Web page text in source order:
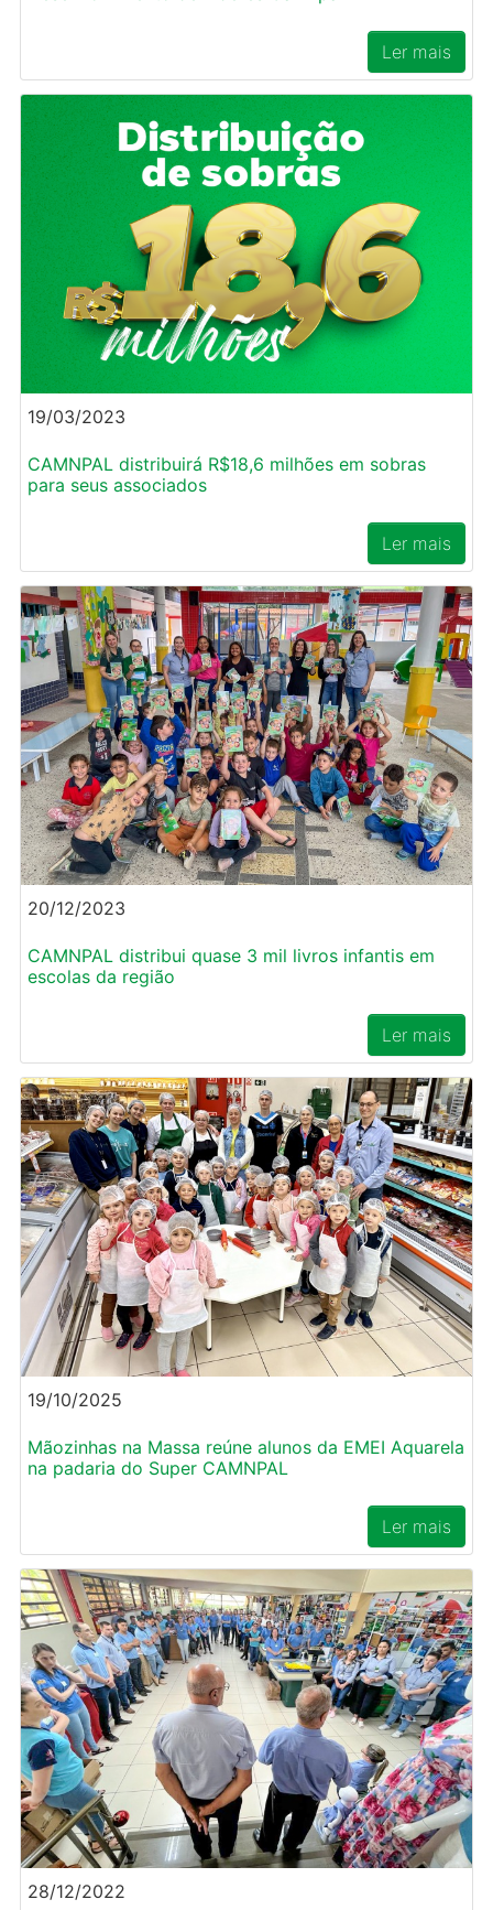
Ler mais
19/03/2023
CAMNPAL distribuirá R$18,6 milhões em sobras
para seus associados
Ler mais
20/12/2023
CAMNPAL distribui quase 3 mil livros infantis em
escolas da região
Ler mais
19/10/2025
Mãozinhas na Massa reúne alunos da EMEI Aquarela
na padaria do Super CAMNPAL
Ler mais
28/12/2022